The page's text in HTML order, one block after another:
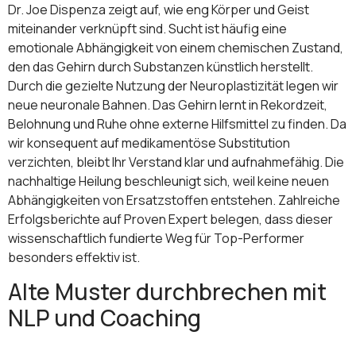
Dr. Joe Dispenza zeigt auf, wie eng Körper und Geist
miteinander verknüpft sind. Sucht ist häufig eine
emotionale Abhängigkeit von einem chemischen Zustand,
den das Gehirn durch Substanzen künstlich herstellt.
Durch die gezielte Nutzung der Neuroplastizität legen wir
neue neuronale Bahnen. Das Gehirn lernt in Rekordzeit,
Belohnung und Ruhe ohne externe Hilfsmittel zu finden. Da
wir konsequent auf medikamentöse Substitution
verzichten, bleibt Ihr Verstand klar und aufnahmefähig. Die
nachhaltige Heilung beschleunigt sich, weil keine neuen
Abhängigkeiten von Ersatzstoffen entstehen. Zahlreiche
Erfolgsberichte auf Proven Expert belegen, dass dieser
wissenschaftlich fundierte Weg für Top-Performer
besonders effektiv ist.
Alte Muster durchbrechen mit
NLP und Coaching